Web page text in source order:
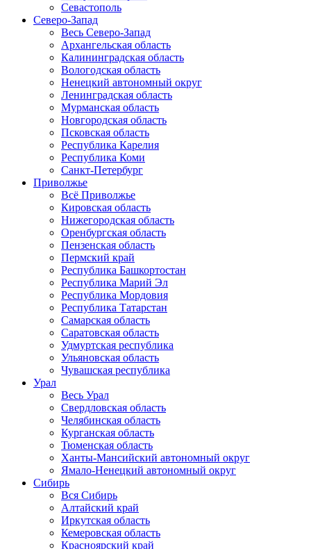
Севастополь
Северо-Запад
Весь Северо-Запад
Архангельская область
Калининградская область
Вологодская область
Ненецкий автономный округ
Ленинградская область
Мурманская область
Новгородская область
Псковская область
Республика Карелия
Республика Коми
Санкт-Петербург
Приволжье
Всё Приволжье
Кировская область
Нижегородская область
Оренбургская область
Пензенская область
Пермский край
Республика Башкортостан
Республика Марий Эл
Республика Мордовия
Республика Татарстан
Самарская область
Саратовская область
Удмуртская республика
Ульяновская область
Чувашская республика
Урал
Весь Урал
Свердловская область
Челябинская область
Курганская область
Тюменская область
Ханты-Мансийский автономный округ
Ямало-Ненецкий автономный округ
Сибирь
Вся Сибирь
Алтайский край
Иркутская область
Кемеровская область
Красноярский край